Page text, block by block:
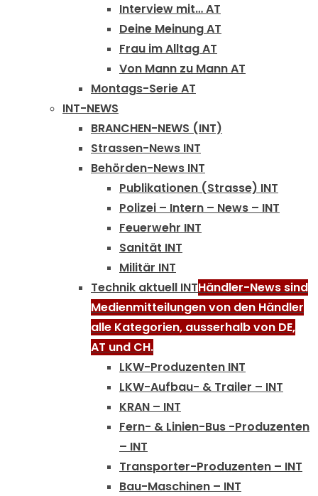
Interview mit… AT
Deine Meinung AT
Frau im Alltag AT
Von Mann zu Mann AT
Montags-Serie AT
INT-NEWS
BRANCHEN-NEWS (INT)
Strassen-News INT
Behörden-News INT
Publikationen (Strasse) INT
Polizei – Intern – News – INT
Feuerwehr INT
Sanität INT
Militär INT
Technik aktuell INTHändler-News sind
Medienmitteilungen von den Händler
alle Kategorien, ausserhalb von DE,
AT und CH.
LKW-Produzenten INT
LKW-Aufbau- & Trailer – INT
KRAN – INT
Fern- & Linien-Bus -Produzenten
– INT
Transporter-Produzenten – INT
Bau-Maschinen – INT